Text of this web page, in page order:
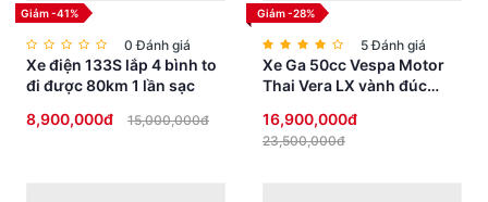
Giảm -41%
0 Đánh giá
Xe điện 133S lắp 4 bình to
đi được 80km 1 lần sạc
8,900,000đ
15,000,000đ
Giảm -28%
5 Đánh giá
Xe Ga 50cc Vespa Motor
Thai Vera LX vành đúc
16,900,000đ
23,500,000đ